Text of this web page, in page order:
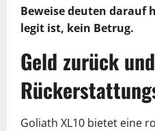
Beweise deuten darauf
legit ist, kein Betrug.
Geld zurück und
Goliath XL10 bietet eine